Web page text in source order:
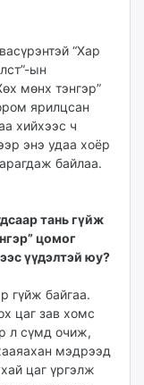
“Хар
ын
мөнх тэнгэр”
ярилцсан
хийхээс ч
энэ удаа хоёр
байлаа.
тань гүйж
цомог
үүдэлтэй юу?
гүйж байгаа.
цаг зав хомс
л сүмд очиж,
мэд­рээд
цаг үргэлж